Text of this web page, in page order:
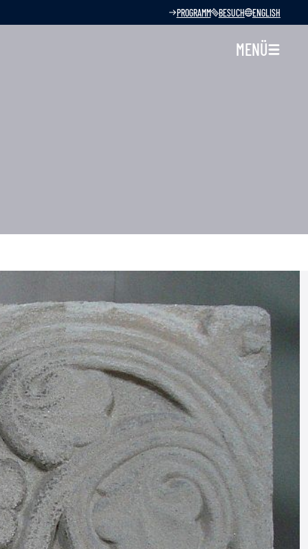
PROGRAMM BESUCH ENGLISH
MENÜ